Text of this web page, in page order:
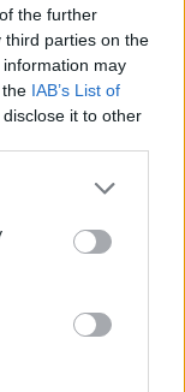
the further
third parties on the
information may
IAB’s List of
it to other
or more Google
You may click to
party tags to
in below Google
2 δισ. ευρώ